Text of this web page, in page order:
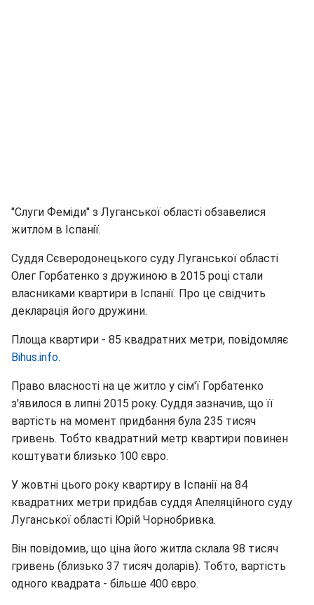
"Слуги Феміди" з Луганської області обзавелися
житлом в Іспанії.
Суддя Сєверодонецького суду Луганської області
Олег Горбатенко з дружиною в 2015 році стали
власниками квартири в Іспанії. Про це свідчить
декларація його дружини.
Площа квартири - 85 квадратних метри, повідомляє
Вihus.info.
Право власності на це житло у сім'ї Горбатенко
з'явилося в липні 2015 року. Суддя зазначив, що її
вартість на момент придбання була 235 тисяч
гривень. Тобто квадратний метр квартири повинен
коштувати близько 100 євро.
У жовтні цього року квартиру в Іспанії на 84
квадратних метри придбав суддя Апеляційного суду
Луганської області Юрій Чорнобривка.
Він повідомив, що ціна його житла склала 98 тисяч
гривень (близько 37 тисяч доларів). Тобто, вартість
одного квадрата - більше 400 євро.